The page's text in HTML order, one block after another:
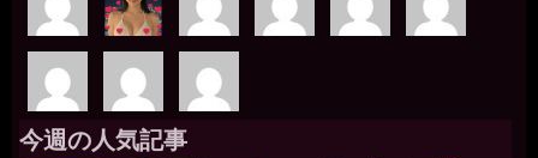
今週の人気記事